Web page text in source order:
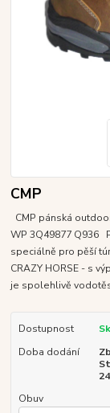
CMP
CMP pánská
WP 3Q49877 Q936
speciálně pro pěší
CRAZY HORSE - s
je spolehlivě
Dostupnost
Doba dodání
Obuv